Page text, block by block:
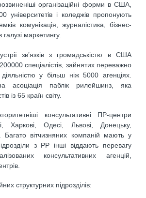
організаційні форми в США,
університетів і коледжів пропонують
комунікація, журналістика, бізнес-
маркетингу.
зв’язків з громадськістю в США
спеціалістів, зайнятих переважно
у більш ніж 5000 агенціях.
асоціація паблік рилейшинз, яка
із 65 країн світу.
консультативні ПР-центри
Харкові, Одесі, Львові, Донецьку,
Багато вітчизняних компаній мають у
з РР інші віддають перевагу
консультативних агенцій,
структурних підрозділів: